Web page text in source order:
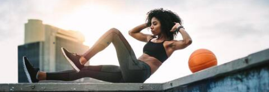
करने चाहिए ये काम
लेखन अंजली Aug 19, 2020 06:45 am
क्या है खबर?